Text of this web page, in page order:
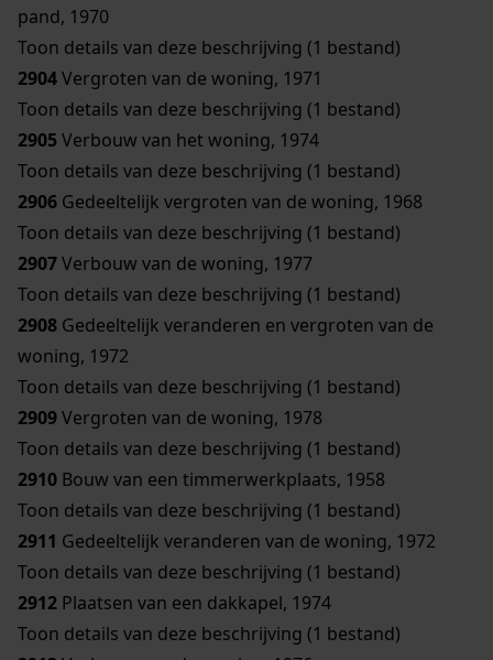
pand, 1970
Toon details van deze beschrijving (1 bestand)
2904Vergroten van de woning, 1971
Toon details van deze beschrijving (1 bestand)
2905Verbouw van het woning, 1974
Toon details van deze beschrijving (1 bestand)
2906 Gedeeltelijk vergroten van de woning, 1968
Toon details van deze beschrijving (1 bestand)
2907Verbouw van de woning, 1977
Toon details van deze beschrijving (1 bestand)
2908 Gedeeltelijk veranderen en vergroten van de
woning, 1972
Toon details van deze beschrijving (1 bestand)
2909Vergroten van de woning, 1978
Toon details van deze beschrijving (1 bestand)
2910 Bouw van een timmerwerkplaats, 1958
Toon details van deze beschrijving (1 bestand)
2911 Gedeeltelijk veranderen van de woning, 1972
Toon details van deze beschrijving (1 bestand)
2912 Plaatsen van een dakkapel, 1974
Toon details van deze beschrijving (1 bestand)